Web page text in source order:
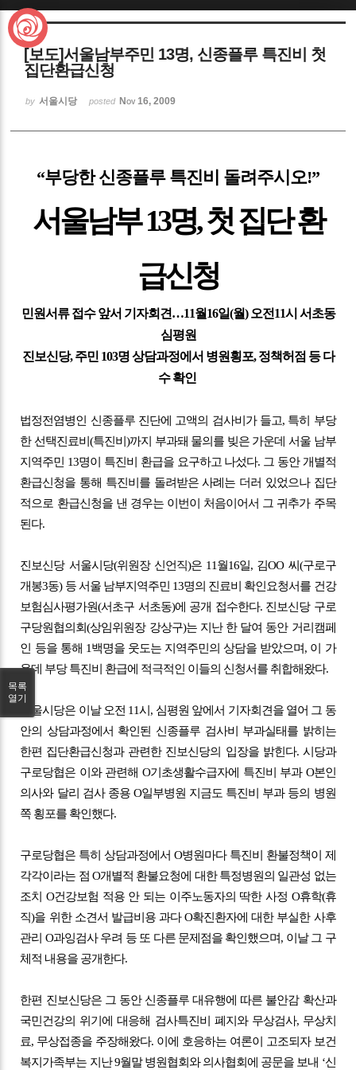
[보도]서울남부주민 13명, 신종플루 특진비 첫
집단환급신청
by 서울시당 posted Nov 16, 2009
“부당한 신종플루 특진비 돌려주시오!”
서울남부 13명, 첫 집단 환
급신청
민원서류 접수 앞서 기자회견…11월16일(월) 오전11시 서초동
심평원
진보신당, 주민 103명 상담과정에서 병원횡포, 정책허점 등 다
수 확인
법정전염병인 신종플루 진단에 고액의 검사비가 들고, 특히 부당
한 선택진료비(특진비)까지 부과돼 물의를 빚은 가운데 서울 남부
지역주민 13명이 특진비 환급을 요구하고 나섰다. 그 동안 개별적
환급신청을 통해 특진비를 돌려받은 사례는 더러 있었으나 집단
적으로 환급신청을 낸 경우는 이번이 처음이어서 그 귀추가 주목
된다.
진보신당 서울시당(위원장 신언직)은 11월16일, 김OO 씨(구로구
개봉3동) 등 서울 남부지역주민 13명의 진료비 확인요청서를 건강
보험심사평가원(서초구 서초동)에 공개 접수한다. 진보신당 구로
구당원협의회(상임위원장 강상구)는 지난 한 달여 동안 거리캠페
인 등을 통해 1백명을 웃도는 지역주민의 상담을 받았으며, 이 가
운데 부당 특진비 환급에 적극적인 이들의 신청서를 취합해왔다.
서울시당은 이날 오전 11시, 심평원 앞에서 기자회견을 열어 그 동
안의 상담과정에서 확인된 신종플루 검사비 부과실태를 밝히는
한편 집단환급신청과 관련한 진보신당의 입장을 밝힌다. 시당과
구로당협은 이와 관련해 O기초생활수급자에 특진비 부과 O본인
의사와 달리 검사 종용 O일부병원 지금도 특진비 부과 등의 병원
쪽 횡포를 확인했다.
구로당협은 특히 상담과정에서 O병원마다 특진비 환불정책이 제
각각이라는 점 O개별적 환불요청에 대한 특정병원의 일관성 없는
조치 O건강보험 적용 안 되는 이주노동자의 딱한 사정 O휴학(휴
직)을 위한 소견서 발급비용 과다 O확진환자에 대한 부실한 사후
관리 O과잉검사 우려 등 또 다른 문제점을 확인했으며, 이날 그 구
체적 내용을 공개한다.
한편 진보신당은 그 동안 신종플루 대유행에 따른 불안감 확산과
국민건강의 위기에 대응해 검사특진비 폐지와 무상검사, 무상치
료, 무상접종을 주장해왔다. 이에 호응하는 여론이 고조되자 보건
복지가족부는 지난 9월말 병원협회와 의사협회에 공문을 보내 ‘신
목록
열기
Sketchbook5, 스케치북5
Sketchbook5, 스케치북5